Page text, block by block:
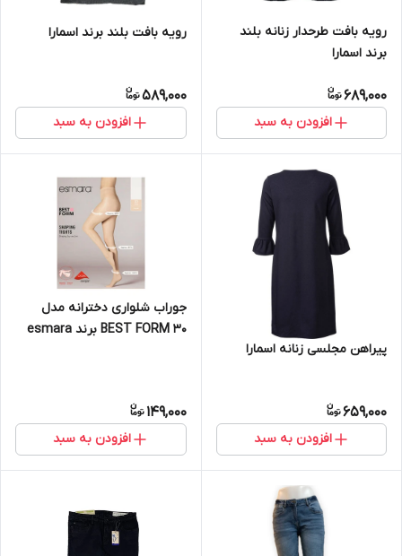
رویه بافت طرحدار زنانه بلند
برند اسمارا
689,000
افزودن به سبد
رویه بافت بلند برند اسمارا
589,000
افزودن به سبد
پیراهن مجلسی زنانه اسمارا
659,000
افزودن به سبد
جوراب شلواری دخترانه مدل
BEST FORM 30 برند esmara
149,000
افزودن به سبد